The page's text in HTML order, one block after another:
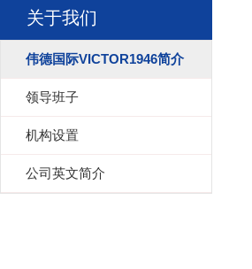
关于我们
​伟德国际VICTOR1946简介
领导班子
机构设置
公司英文简介